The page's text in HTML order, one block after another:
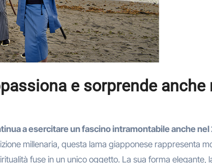
e sorprende anche
a esercitare un fascino intramontabile anche
millenaria, questa lama giapponese rappresenta
fuse in un unico oggetto. La sua forma elegante,